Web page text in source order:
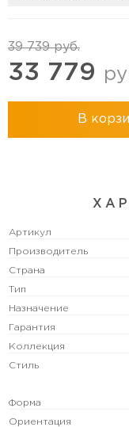
39 739руб.
33 779
В
Артикул
Производитель
Страна
Тип
Назначение
Гарантия
Коллекция
Стиль
Форма
Ориентация